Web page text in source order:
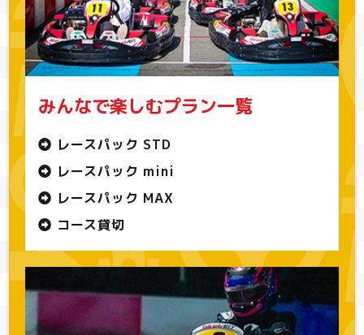
みんなで楽しむプラン一覧
レースパック STD
レースパック mini
レースパック MAX
コース貸切